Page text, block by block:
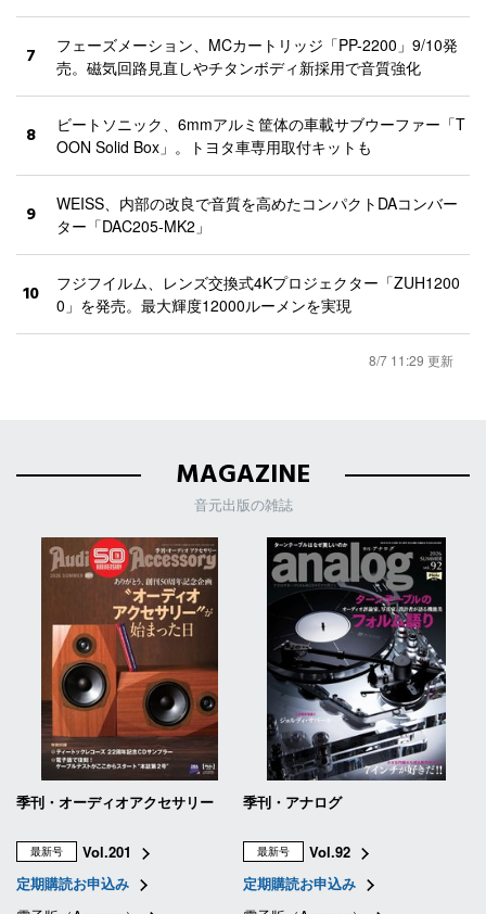
7
フェーズメーション、MCカートリッジ「PP-2200」9/10発
売。磁気回路見直しやチタンボディ新採用で音質強化
8
ビートソニック、6mmアルミ筐体の車載サブウーファー「T
OON Solid Box」。トヨタ車専用取付キットも
9
WEISS、内部の改良で音質を高めたコンパクトDAコンバー
ター「DAC205-MK2」
10
フジフイルム、レンズ交換式4Kプロジェクター「ZUH1200
0」を発売。最大輝度12000ルーメンを実現
8/7 11:29 更新
MAGAZINE
音元出版の雑誌
季刊・オーディオアクセサリー
最新号
Vol.201
定期購読お申込み
季刊・アナログ
最新号
Vol.92
定期購読お申込み